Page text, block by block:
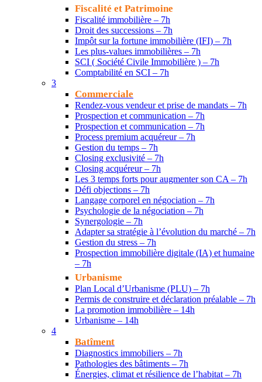
Fiscalité et Patrimoine
Fiscalité immobilière – 7h
Droit des successions – 7h
Impôt sur la fortune immobilière (IFI) – 7h
Les plus-values immobilières – 7h
SCI ( Société Civile Immobilière ) – 7h
Comptabilité en SCI – 7h
3
Commerciale
Rendez-vous vendeur et prise de mandats – 7h
Prospection et communication – 7h
Prospection et communication – 7h
Process premium acquéreur – 7h
Gestion du temps – 7h
Closing exclusivité – 7h
Closing acquéreur – 7h
Les 3 temps forts pour augmenter son CA – 7h
Défi objections – 7h
Langage corporel en négociation – 7h
Psychologie de la négociation – 7h
Synergologie – 7h
Adapter sa stratégie à l’évolution du marché – 7h
Gestion du stress – 7h
Prospection immobilière digitale (IA) et humaine
– 7h
Urbanisme
Plan Local d’Urbanisme (PLU) – 7h
Permis de construire et déclaration préalable – 7h
La promotion immobilière – 14h
Urbanisme – 14h
4
Batîment
Diagnostics immobiliers – 7h
Pathologies des bâtiments – 7h
Énergies, climat et résilience de l’habitat – 7h